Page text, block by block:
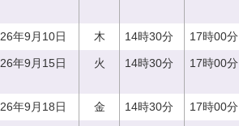
年9月10日 木 14時30分 17時00分
年9月15日 火 14時30分 17時00分
年9月18日 金 14時30分 17時00分